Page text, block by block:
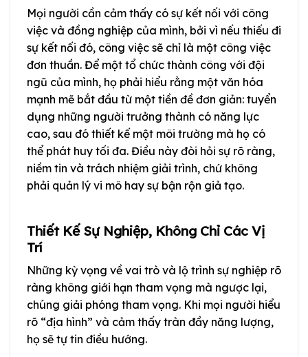
Mọi người cần cảm thấy có sự kết nối với công
việc và đồng nghiệp của mình, bởi vì nếu thiếu đi
sự kết nối đó, công việc sẽ chỉ là một công việc
đơn thuần. Để một tổ chức thành công với đội
ngũ của mình, họ phải hiểu rằng một văn hóa
mạnh mẽ bắt đầu từ một tiền đề đơn giản: tuyển
dụng những người trưởng thành có năng lực
cao, sau đó thiết kế một môi trường mà họ có
thể phát huy tối đa. Điều này đòi hỏi sự rõ ràng,
niềm tin và trách nhiệm giải trình, chứ không
phải quản lý vi mô hay sự bận rộn giả tạo.
Thiết Kế Sự Nghiệp, Không Chỉ Các Vị
Trí
Những kỳ vọng về vai trò và lộ trình sự nghiệp rõ
ràng không giới hạn tham vọng mà ngược lại,
chúng giải phóng tham vọng. Khi mọi người hiểu
rõ “địa hình” và cảm thấy tràn đầy năng lượng,
họ sẽ tự tin điều hướng.